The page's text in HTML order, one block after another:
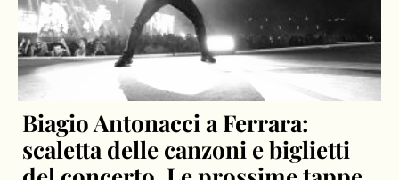
Biagio Antonacci a Ferrara:
scaletta delle canzoni e biglietti